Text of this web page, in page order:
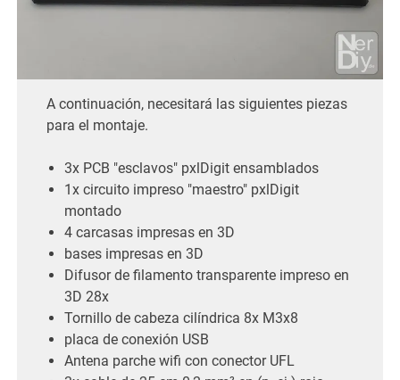
A continuación, necesitará las siguientes piezas
para el montaje.
3x PCB "esclavos" pxlDigit ensamblados
1x circuito impreso "maestro" pxlDigit
montado
4 carcasas impresas en 3D
bases impresas en 3D
Difusor de filamento transparente impreso en
3D 28x
Tornillo de cabeza cilíndrica 8x M3x8
placa de conexión USB
Antena parche wifi con conector UFL